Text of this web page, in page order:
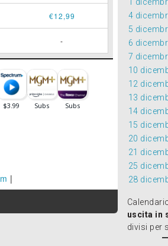
€12,99
-
|
1
4
5
6
7
10
12
13
14
15
20
21
25
28
uscita in
divisi per